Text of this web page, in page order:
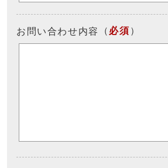
お問い合わせ内容 （ 必須 ）